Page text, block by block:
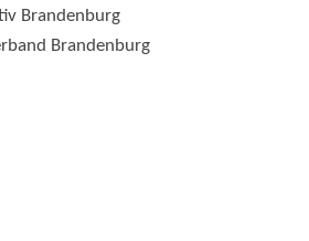
Brandenburg
Brandenburg